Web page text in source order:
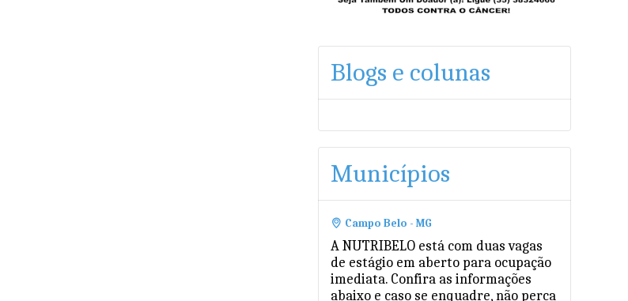
Blogs e colunas
Municípios
Campo Belo - MG
A NUTRIBELO está com duas vagas
de estágio em aberto para ocupação
imediata. Confira as informações
abaixo e caso se enquadre, não perca